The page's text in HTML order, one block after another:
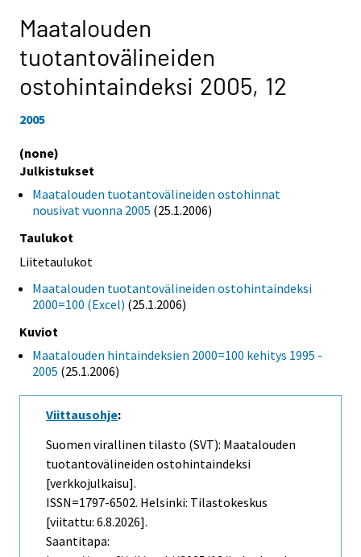
Maatalouden
tuotantovälineiden
ostohintaindeksi 2005, 12
2005
(none)
Julkistukset
Maatalouden tuotantovälineiden ostohinnat
nousivat vuonna 2005 (25.1.2006)
Taulukot
Liitetaulukot
Maatalouden tuotantovälineiden ostohintaindeksi
2000=100 (Excel) (25.1.2006)
Kuviot
Maatalouden hintaindeksien 2000=100 kehitys 1995 -
2005 (25.1.2006)
Viittausohje:
Suomen virallinen tilasto (SVT): Maatalouden
tuotantovälineiden ostohintaindeksi
[verkkojulkaisu].
ISSN=1797-6502. Helsinki: Tilastokeskus
[viitattu: 6.8.2026].
Saantitapa: